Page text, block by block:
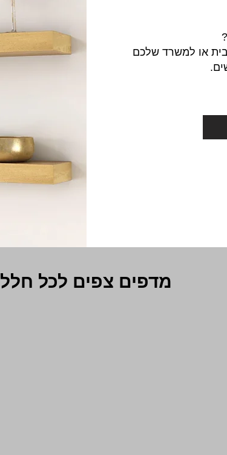
לבית או למשרד שלכם
מדפים צפים לכל חלל